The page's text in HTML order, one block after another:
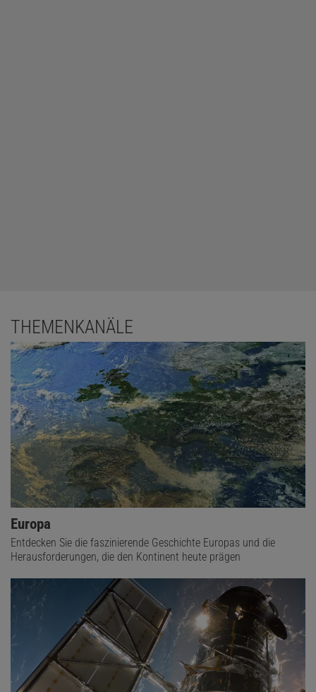
THEMENKANÄLE
Europa
Entdecken Sie die faszinierende Geschichte Europas und die
Herausforderungen, die den Kontinent heute prägen